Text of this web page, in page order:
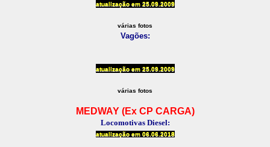
atualização em25.09.2009
várias fotos
Vagões:
atualização em25.09.2009
várias fotos
MEDWAY (Ex CP CARGA)
Locomotivas Diesel:
atualização em06.06.2018